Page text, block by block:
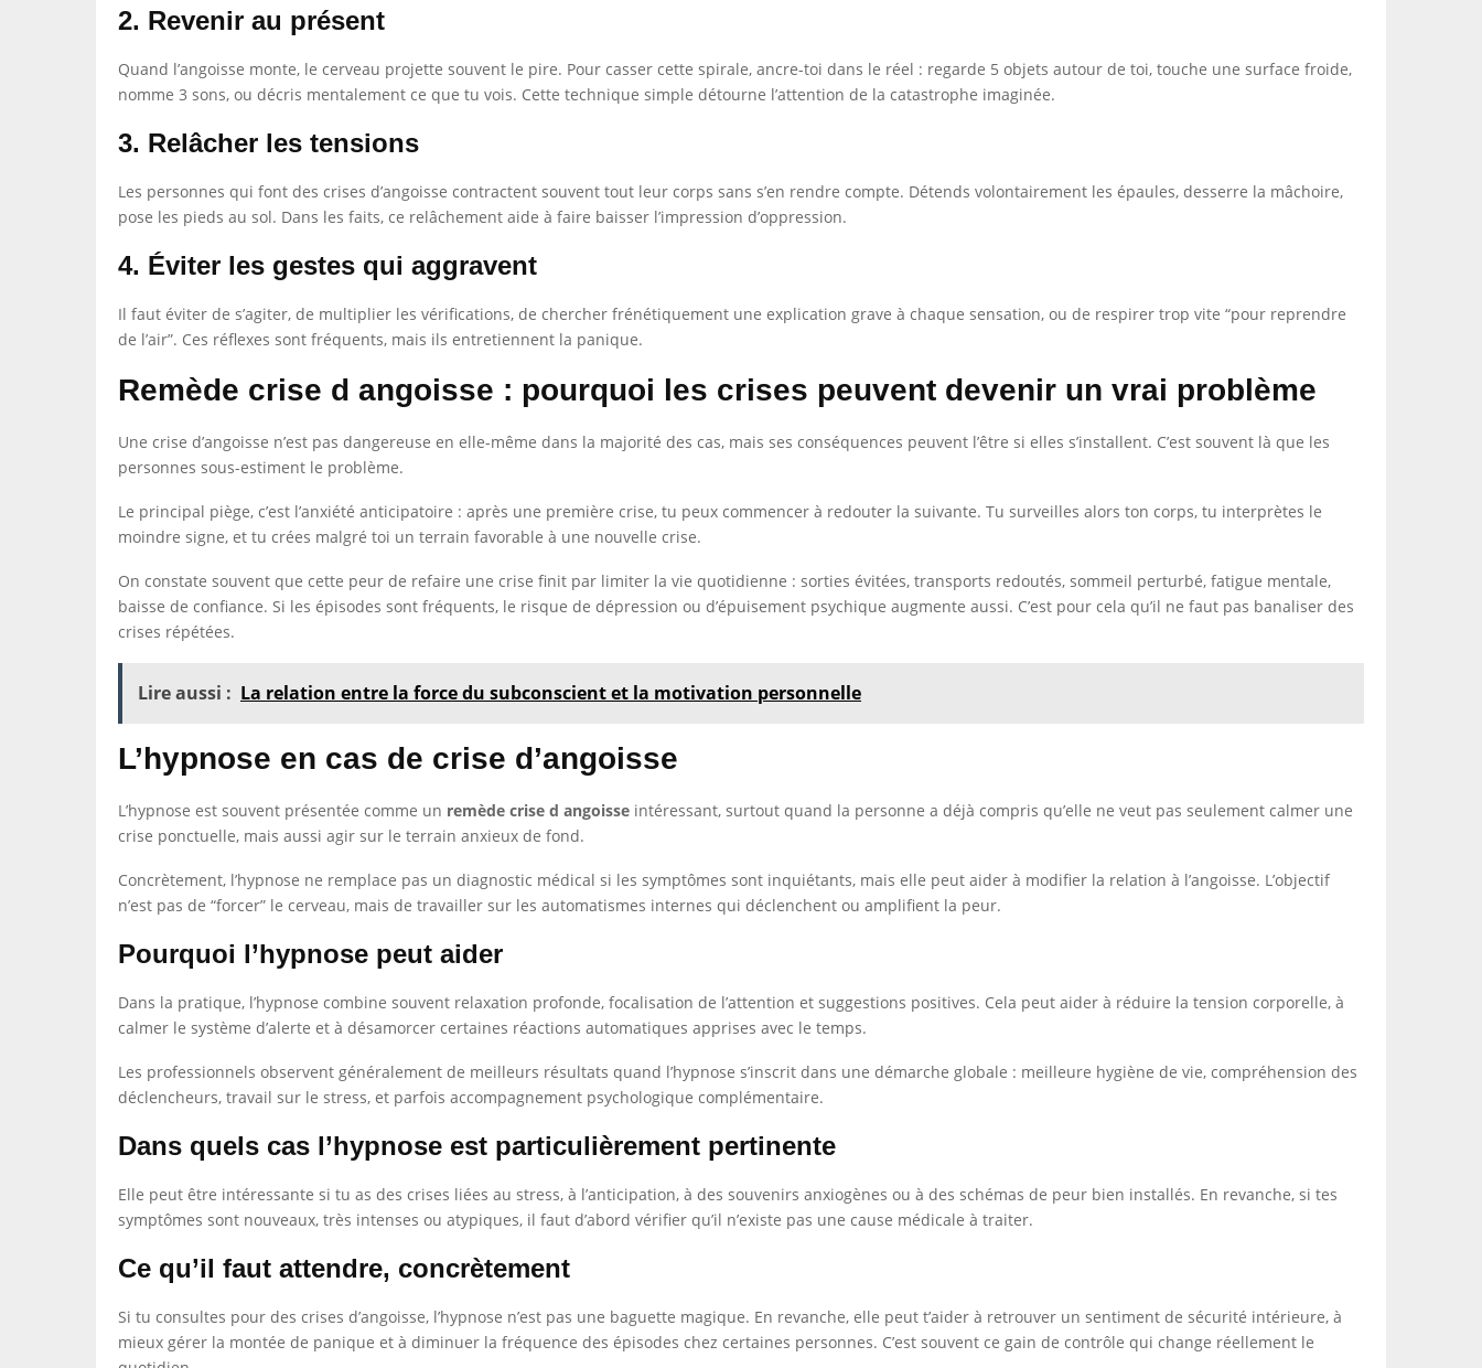
2. Revenir au présent
Quand l’angoisse monte, le cerveau projette souvent le pire. Pour casser cette spirale, ancre-toi dans le réel : regarde 5 objets autour de toi, touche une surface froide,
nomme 3 sons, ou décris mentalement ce que tu vois. Cette technique simple détourne l’attention de la catastrophe imaginée.
3. Relâcher les tensions
Les personnes qui font des crises d’angoisse contractent souvent tout leur corps sans s’en rendre compte. Détends volontairement les épaules, desserre la mâchoire,
pose les pieds au sol. Dans les faits, ce relâchement aide à faire baisser l’impression d’oppression.
4. Éviter les gestes qui aggravent
Il faut éviter de s’agiter, de multiplier les vérifications, de chercher frénétiquement une explication grave à chaque sensation, ou de respirer trop vite “pour reprendre
de l’air”. Ces réflexes sont fréquents, mais ils entretiennent la panique.
Remède crise d angoisse : pourquoi les crises peuvent devenir un vrai problème
Une crise d’angoisse n’est pas dangereuse en elle-même dans la majorité des cas, mais ses conséquences peuvent l’être si elles s’installent. C’est souvent là que les
personnes sous-estiment le problème.
Le principal piège, c’est l’anxiété anticipatoire : après une première crise, tu peux commencer à redouter la suivante. Tu surveilles alors ton corps, tu interprètes le
moindre signe, et tu crées malgré toi un terrain favorable à une nouvelle crise.
On constate souvent que cette peur de refaire une crise finit par limiter la vie quotidienne : sorties évitées, transports redoutés, sommeil perturbé, fatigue mentale,
baisse de confiance. Si les épisodes sont fréquents, le risque de dépression ou d’épuisement psychique augmente aussi. C’est pour cela qu’il ne faut pas banaliser des
crises répétées.
Lire aussi : La relation entre la force du subconscient et la motivation personnelle
L’hypnose en cas de crise d’angoisse
L’hypnose est souvent présentée comme un remède crise d angoisse intéressant, surtout quand la personne a déjà compris qu’elle ne veut pas seulement calmer une
crise ponctuelle, mais aussi agir sur le terrain anxieux de fond.
Concrètement, l’hypnose ne remplace pas un diagnostic médical si les symptômes sont inquiétants, mais elle peut aider à modifier la relation à l’angoisse. L’objectif
n’est pas de “forcer” le cerveau, mais de travailler sur les automatismes internes qui déclenchent ou amplifient la peur.
Pourquoi l’hypnose peut aider
Dans la pratique, l’hypnose combine souvent relaxation profonde, focalisation de l’attention et suggestions positives. Cela peut aider à réduire la tension corporelle, à
calmer le système d’alerte et à désamorcer certaines réactions automatiques apprises avec le temps.
Les professionnels observent généralement de meilleurs résultats quand l’hypnose s’inscrit dans une démarche globale : meilleure hygiène de vie, compréhension des
déclencheurs, travail sur le stress, et parfois accompagnement psychologique complémentaire.
Dans quels cas l’hypnose est particulièrement pertinente
Elle peut être intéressante si tu as des crises liées au stress, à l’anticipation, à des souvenirs anxiogènes ou à des schémas de peur bien installés. En revanche, si tes
symptômes sont nouveaux, très intenses ou atypiques, il faut d’abord vérifier qu’il n’existe pas une cause médicale à traiter.
Ce qu’il faut attendre, concrètement
Si tu consultes pour des crises d’angoisse, l’hypnose n’est pas une baguette magique. En revanche, elle peut t’aider à retrouver un sentiment de sécurité intérieure, à
mieux gérer la montée de panique et à diminuer la fréquence des épisodes chez certaines personnes. C’est souvent ce gain de contrôle qui change réellement le